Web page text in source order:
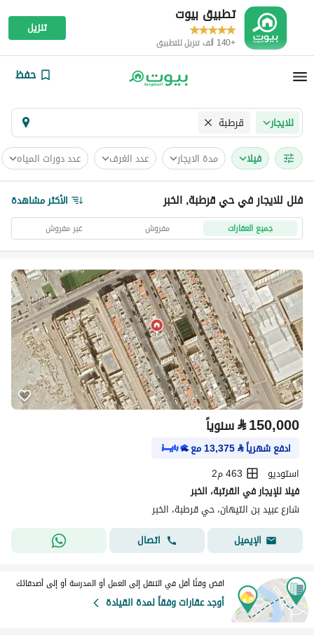
تطبيق بيوت
+140 ألف تنزيل للتطبيق
تنزيل
حفظ
للايجار قرطبة
فیلا مدة الايجار عدد الغرف عدد دورات المياه
فلل للايجار في حي قرطبة, الخبر الأكثر مشاهدة
جميع العقارات مفروش غير مفروش
⃁150,000 سنوياً
ادفع شهرياً⃁
13,375مع
استوديو
463 م2
فيلا للإيجار في القرتبة، الخبر
شارع عبيد بن التيهان، حي قرطبة، الخبر
الإيميل
اتصال
اقض وقتًا أقل في التنقل إلى العمل أو المدرسة أو إلى أصدقائك
أوجد عقارات وفقاً لمدة القيادة